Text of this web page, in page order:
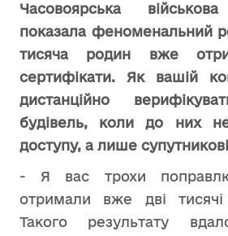
Часовоярська військова
показала феноменальний
тисяча родин вже
сертифікати. Як вашій
дистанційно
будівель, коли до них
доступу, а лише
- Я вас трохи
отримали вже дві
Такого результату